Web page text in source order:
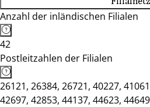
Anzahl der inländischen Filialen
42
Postleitzahlen der Filialen
26121, 26384, 26721, 40227,
42697, 42853, 44137, 44623,